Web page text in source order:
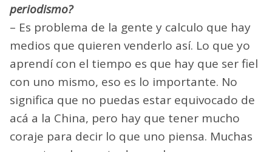
periodismo?
– Es problema de la gente y calculo que hay
medios que quieren venderlo así. Lo que yo
aprendí con el tiempo es que hay que ser fiel
con uno mismo, eso es lo importante. No
significa que no puedas estar equivocado de
acá a la China, pero hay que tener mucho
coraje para decir lo que uno piensa. Muchas